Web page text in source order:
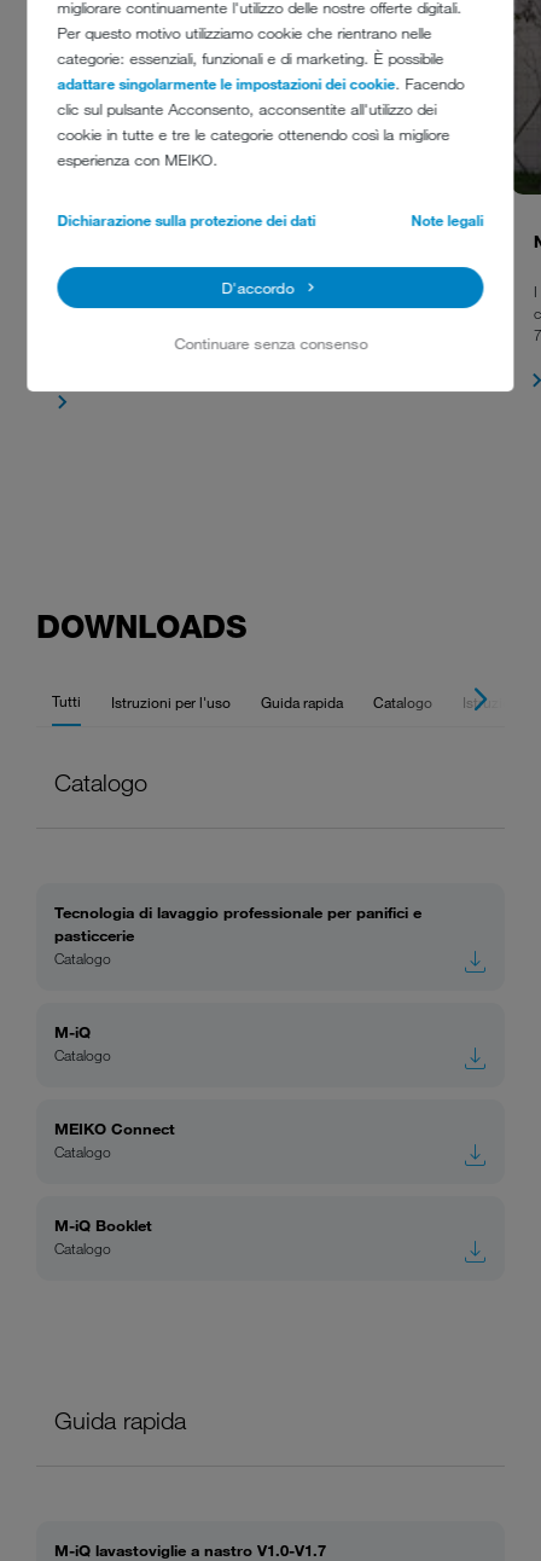
migliorare continuamente l'utilizzo delle nostre offerte digitali.
Per questo motivo utilizziamo cookie che rientrano nelle
categorie: essenziali, funzionali e di marketing. È possibile
adattare singolarmente le impostazioni dei cookie. Facendo
clic sul pulsante Acconsento, acconsentite all'utilizzo dei
cookie in tutte e tre le categorie ottenendo così la migliore
esperienza con MEIKO.
Dichiarazione sulla protezione dei dati Note legali
D'accordo
Continuare senza consenso
CleanMark lava come fornitore esterno stoviglie di ristoranti a
Singapore. Questi si concentrano sulla loro cucina, mentre
CleanMark concentra il proprio know-how e la propria energia
DOWNLOADS
Tutti Istruzioni per l'uso Guida rapida Catalogo Istruzioni
Catalogo
Tecnologia di lavaggio professionale per panifici e
pasticcerie
Catalogo
M-iQ
Catalogo
MEIKO Connect
Catalogo
M-iQ Booklet
Catalogo
Guida rapida
M-iQ lavastoviglie a nastro V1.0-V1.7